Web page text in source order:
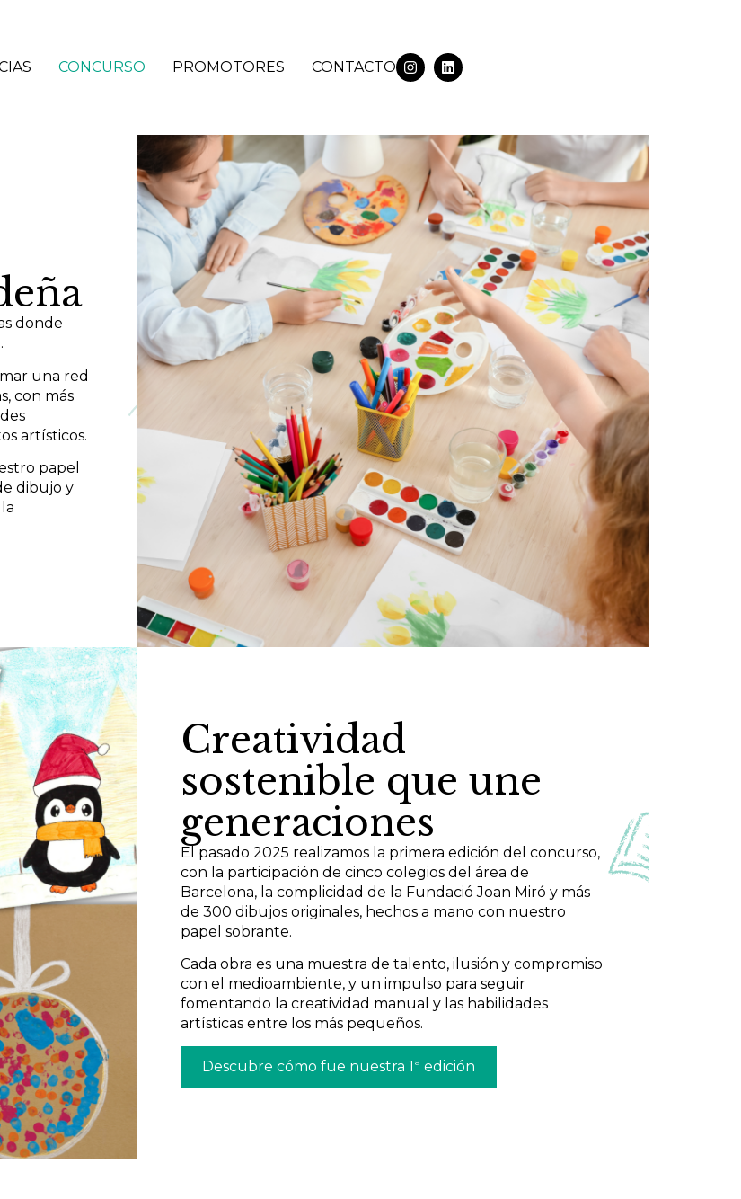
CONCURSO PROMOTORES CONTACTO
donde
una red
con más
artísticos.
papel
dibujo y
Creatividad
sostenible que une
generaciones
El pasado 2025 realizamos la primera edición del concurso,
con la participación de cinco colegios del área de
Barcelona, la complicidad de la Fundació Joan Miró y más
de 300 dibujos originales, hechos a mano con nuestro
papel sobrante.
Cada obra es una muestra de talento, ilusión y compromiso
con el medioambiente, y un impulso para seguir
fomentando la creatividad manual y las habilidades
artísticas entre los más pequeños.
Descubre cómo fue nuestra 1ª edición